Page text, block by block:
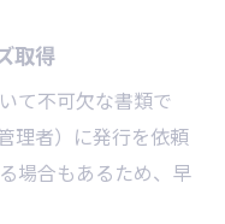
取得
て不可欠な書類で
理者）に発行を依頼
場合もあるため、早